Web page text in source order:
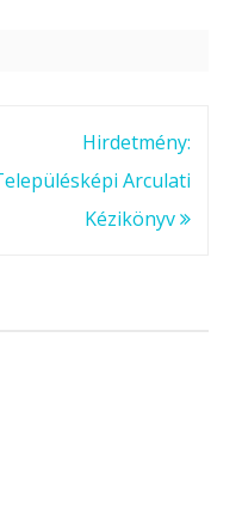
Hirdetmény:
Arculati
Kézikönyv